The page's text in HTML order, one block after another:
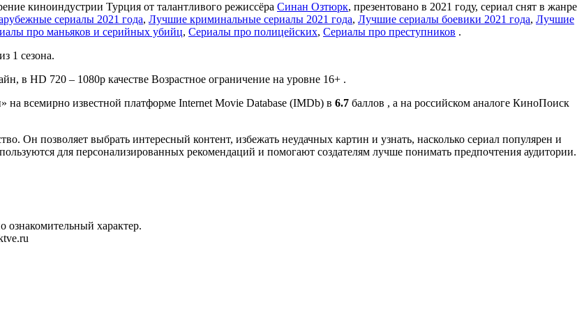
киноиндустрии Турция от талантливого режиссёра Синан Озтюрк, презентовано в 2021 году, сериал снят в жанре
сериалы 2021 года, Лучшие криминальные сериалы 2021 года, Лучшие сериалы боевики 2021 года, Лучшие
про маньяков и серийных убийц, Сериалы про полицейских, Сериалы про преступников .
1 сезона.
в HD 720 – 1080p качестве Возрастное ограничение на уровне 16+ .
всемирно известной платформе Internet Movie Database (IMDb) в 6.7 баллов , а на российском аналоге КиноПоиск
Он позволяет выбрать интересный контент, избежать неудачных картин и узнать, насколько сериал популярен и
для персонализированных рекомендаций и помогают создателям лучше понимать предпочтения аудитории.
ознакомительный характер.